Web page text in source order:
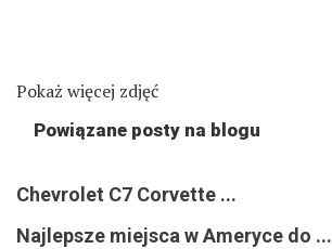
Pokaż więcej zdjęć
Powiązane posty na blogu
Chevrolet C7 Corvette ...
Najlepsze miejsca w Ameryce do ...